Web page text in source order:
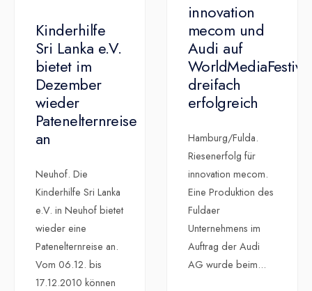
innovation
mecom und
Audi auf
WorldMediaFestival
dreifach
erfolgreich
Hamburg/Fulda.
Riesenerfolg für
innovation mecom.
Eine Produktion des
Fuldaer
Unternehmens im
Auftrag der Audi
AG wurde beim...
Kinderhilfe
Sri Lanka e.V.
bietet im
Dezember
wieder
Patenelternreise
an
Neuhof. Die
Kinderhilfe Sri Lanka
e.V. in Neuhof bietet
wieder eine
Patenelternreise an.
Vom 06.12. bis
17.12.2010 können